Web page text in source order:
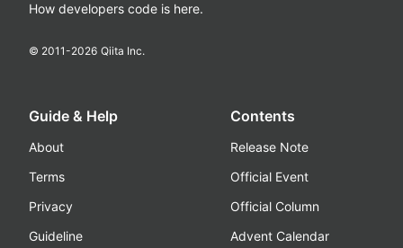
How developers code is here.
© 2011-2026 Qiita Inc.
Guide & Help
About
Terms
Privacy
Guideline
Contents
Release Note
Official Event
Official Column
Advent Calendar